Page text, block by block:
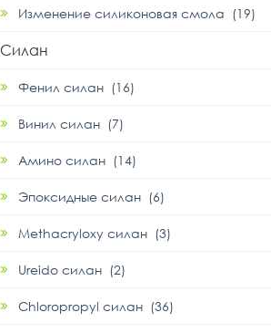
Изменение силиконовая смола (19)
Силан
Фенил силан (16)
Винил силан (7)
Амино силан (14)
Эпоксидные силан (6)
Methacryloxy силан (3)
Ureido силан (2)
Chloropropyl силан (36)